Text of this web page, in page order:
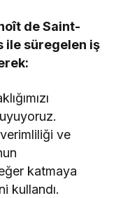
de Saint-
ile süregelen iş
ve
katmaya
kullandı.